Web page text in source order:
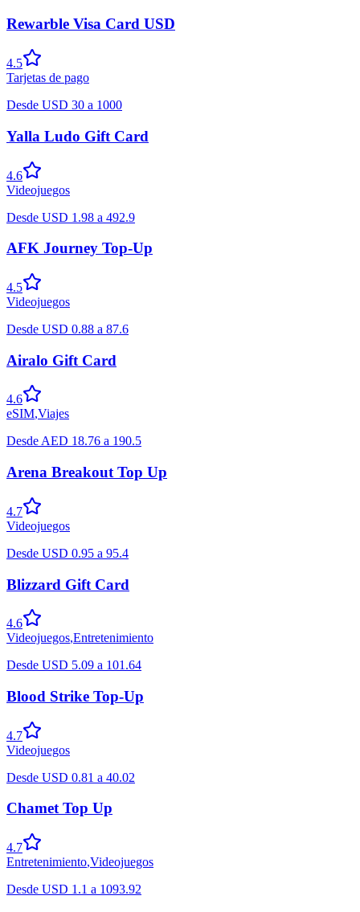
Rewarble Visa Card USD
4.5
Tarjetas de pago
Desde USD 30 a 1000
Yalla Ludo Gift Card
4.6
Videojuegos
Desde USD 1.98 a 492.9
AFK Journey Top-Up
4.5
Videojuegos
Desde USD 0.88 a 87.6
Airalo Gift Card
4.6
eSIM,Viajes
DesdeAED 18.76 a 190.5
Arena Breakout Top Up
4.7
Videojuegos
Desde USD 0.95 a 95.4
Blizzard Gift Card
4.6
Videojuegos,Entretenimiento
Desde USD 5.09 a 101.64
Blood Strike Top-Up
4.7
Videojuegos
Desde USD 0.81 a 40.02
Chamet Top Up
4.7
Entretenimiento,Videojuegos
Desde USD 1.1 a 1093.92